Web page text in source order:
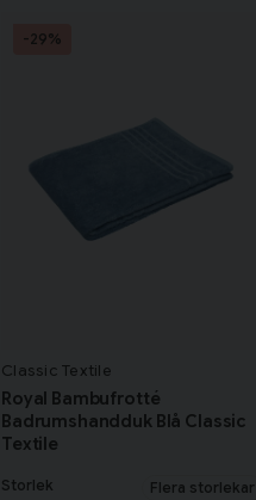
Classic Textile
Royal Bambufrotté
Badrumshandduk Blå Classic
Textile
Storlek
Flera storlekar
-29%